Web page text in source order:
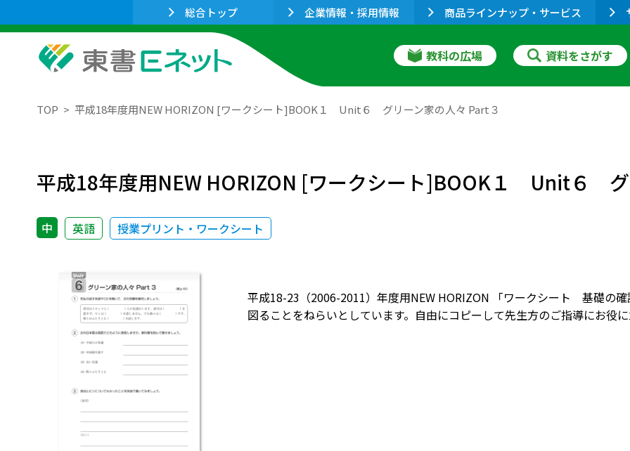
総合トップ 企業情報・採用情報 商品ラインナップ・サービス
教科の広場 資料をさがす
TOP 平成18年度用NEW HORIZON [ワークシート]BOOK１ Unit６ グリーン家の人々 Part３
平成18年度用NEW HORIZON [ワークシート]BOOK１ Unit６ グ
中 英語 授業プリント・ワークシート
平成18-23（2006-2011）年度用NEW HORIZON 「ワークシート 基礎の
図ることをねらいとしています。自由にコピーして先生方のご指導にお役に